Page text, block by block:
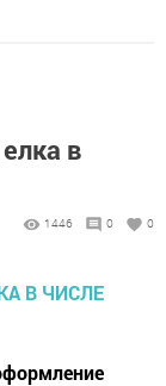
в
1446 0 0